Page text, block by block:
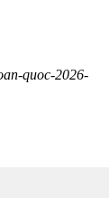
quoc-2026-